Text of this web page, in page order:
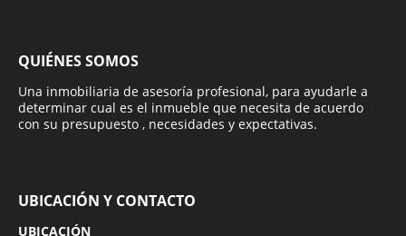
QUIÉNES SOMOS
Una inmobiliaria de asesoría profesional, para ayudarle a
determinar cual es el inmueble que necesita de acuerdo
con su presupuesto , necesidades y expectativas.
UBICACIÓN Y CONTACTO
UBICACIÓN